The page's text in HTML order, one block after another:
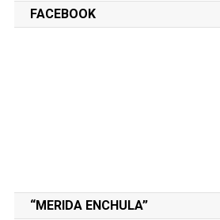
FACEBOOK
“MERIDA ENCHULA”